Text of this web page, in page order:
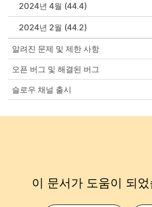
2024년 4월 (44.4)
2024년 2월 (44.2)
알려진 문제 및 제한 사항
오픈 버그 및 해결된 버그
슬로우 채널 출시
이 문서가 도움이 되